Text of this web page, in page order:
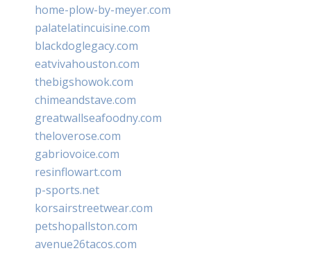
home-plow-by-meyer.com
palatelatincuisine.com
blackdoglegacy.com
eatvivahouston.com
thebigshowok.com
chimeandstave.com
greatwallseafoodny.com
theloverose.com
gabriovoice.com
resinflowart.com
p-sports.net
korsairstreetwear.com
petshopallston.com
avenue26tacos.com